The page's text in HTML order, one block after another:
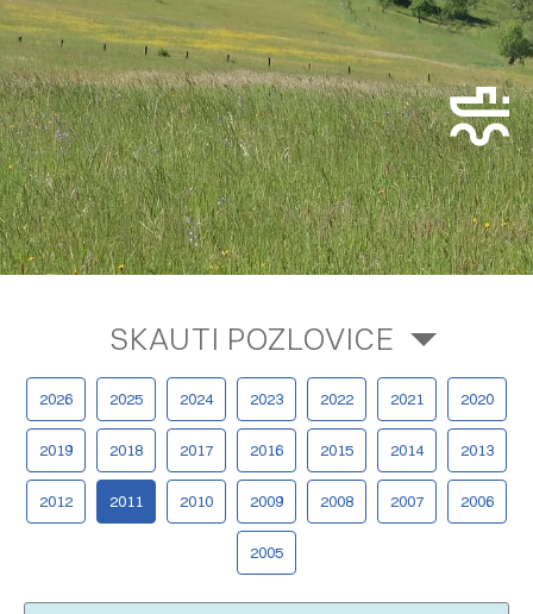
SKAUTI POZLOVICE
2026 2025 2024 2023 2022 2021 2020
2019 2018 2017 2016 2015 2014 2013
2012 2011 2010 2009 2008 2007 2006
2005